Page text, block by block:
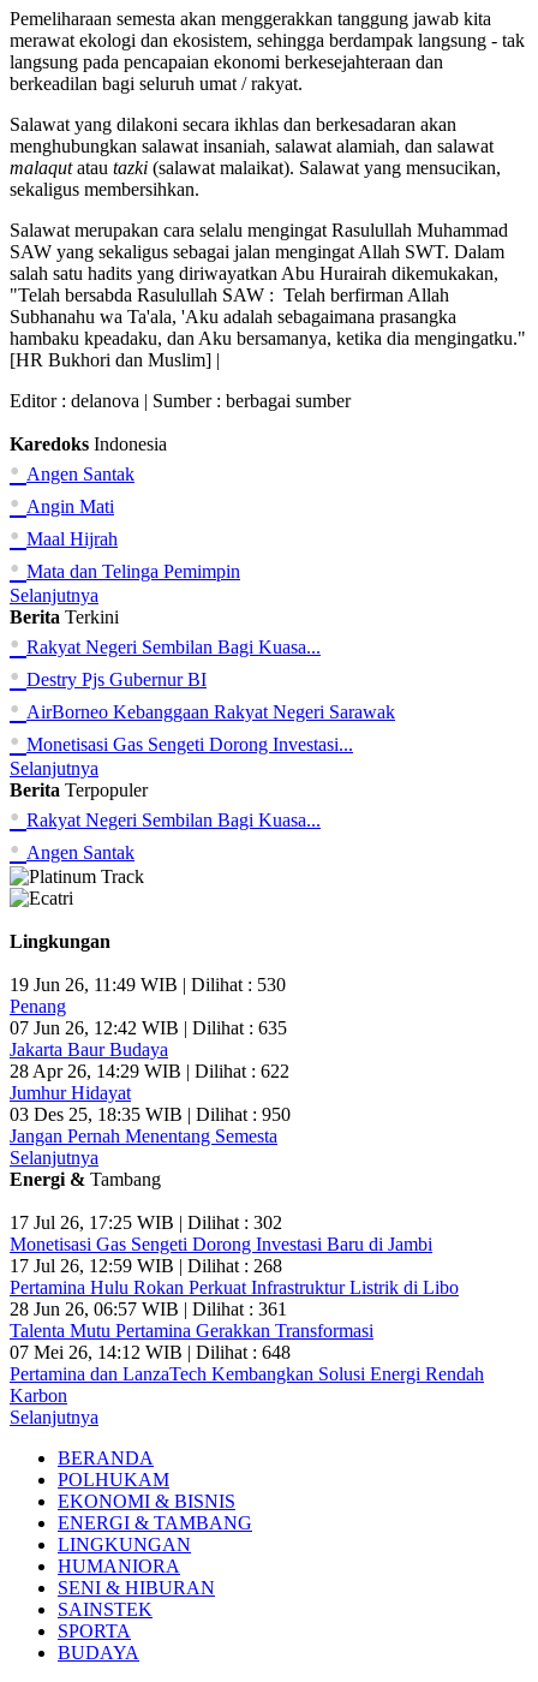
Pemeliharaan semesta akan menggerakkan tanggung jawab kita
merawat ekologi dan ekosistem, sehingga berdampak langsung - tak
langsung pada pencapaian ekonomi berkesejahteraan dan
berkeadilan bagi seluruh umat / rakyat.
Salawat yang dilakoni secara ikhlas dan berkesadaran akan
menghubungkan salawat insaniah, salawat alamiah, dan salawat
malaqutatau tazki (salawat malaikat). Salawat yang mensucikan,
sekaligus membersihkan.
Salawat merupakan cara selalu mengingat Rasulullah Muhammad
SAW yang sekaligus sebagai jalan mengingat Allah SWT. Dalam
salah satu hadits yang diriwayatkan Abu Hurairah dikemukakan,
"Telah bersabda Rasulullah SAW : Telah berfirman Allah
Subhanahu wa Ta'ala, 'Aku adalah sebagaimana prasangka
hambaku kpeadaku, dan Aku bersamanya, ketika dia mengingatku."
[HR Bukhori dan Muslim] |
Editor : delanova | Sumber : berbagai sumber
Karedoks Indonesia
• Angen Santak
• Angin Mati
• Maal Hijrah
• Mata dan Telinga Pemimpin
Selanjutnya
Berita Terkini
• Rakyat Negeri Sembilan Bagi Kuasa...
• Destry Pjs Gubernur BI
• AirBorneo Kebanggaan Rakyat Negeri Sarawak
• Monetisasi Gas Sengeti Dorong Investasi...
Selanjutnya
Berita Terpopuler
• Rakyat Negeri Sembilan Bagi Kuasa...
• Angen Santak
Lingkungan
19 Jun 26, 11:49 WIB | Dilihat : 530
Penang
07 Jun 26, 12:42 WIB | Dilihat : 635
Jakarta Baur Budaya
28 Apr 26, 14:29 WIB | Dilihat : 622
Jumhur Hidayat
03 Des 25, 18:35 WIB | Dilihat : 950
Jangan Pernah Menentang Semesta
Selanjutnya
Energi & Tambang
17 Jul 26, 17:25 WIB | Dilihat : 302
Monetisasi Gas Sengeti Dorong Investasi Baru di Jambi
17 Jul 26, 12:59 WIB | Dilihat : 268
Pertamina Hulu Rokan Perkuat Infrastruktur Listrik di Libo
28 Jun 26, 06:57 WIB | Dilihat : 361
Talenta Mutu Pertamina Gerakkan Transformasi
07 Mei 26, 14:12 WIB | Dilihat : 648
Pertamina dan LanzaTech Kembangkan Solusi Energi Rendah
Karbon
Selanjutnya
BERANDA
POLHUKAM
EKONOMI & BISNIS
ENERGI & TAMBANG
LINGKUNGAN
HUMANIORA
SENI & HIBURAN
SAINSTEK
SPORTA
BUDAYA